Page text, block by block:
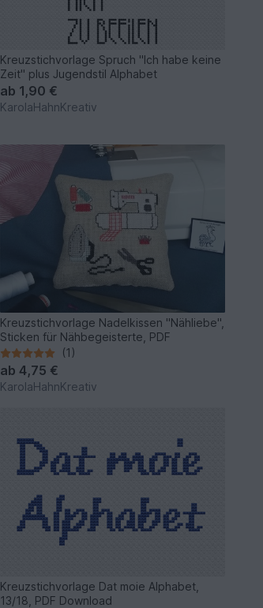
Kreuzstichvorlage Spruch "Ich habe keine
Zeit" plus Jugendstil Alphabet
ab 1,90 €
KarolaHahnKreativ
Kreuzstichvorlage Nadelkissen "Nähliebe",
Sticken für Nähbegeisterte, PDF
(1)
ab4,75 €
KarolaHahnKreativ
Kreuzstichvorlage Dat moie Alphabet,
13/18, PDF Download